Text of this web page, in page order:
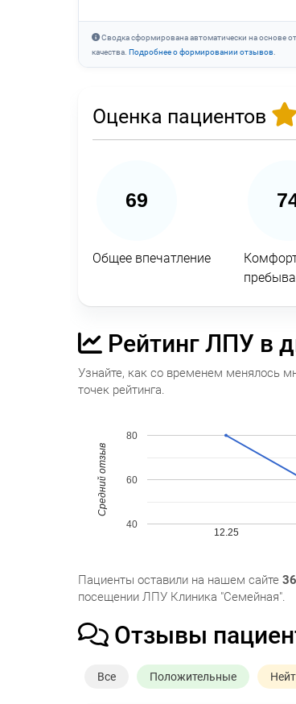
Сводка сформирована автоматически на основе
качества. Подробнее о формировании отзывов
Оценка пациентов
69
Общее впечатление
Рейтинг ЛПУ в
Узнайте, как со временем менялось
точек рейтинга.
12.25
40
60
80
Средний отзыв
Пациенты оставили на нашем сайте
посещении ЛПУ Клиника "Семейная".
Отзывы
Все Положительные